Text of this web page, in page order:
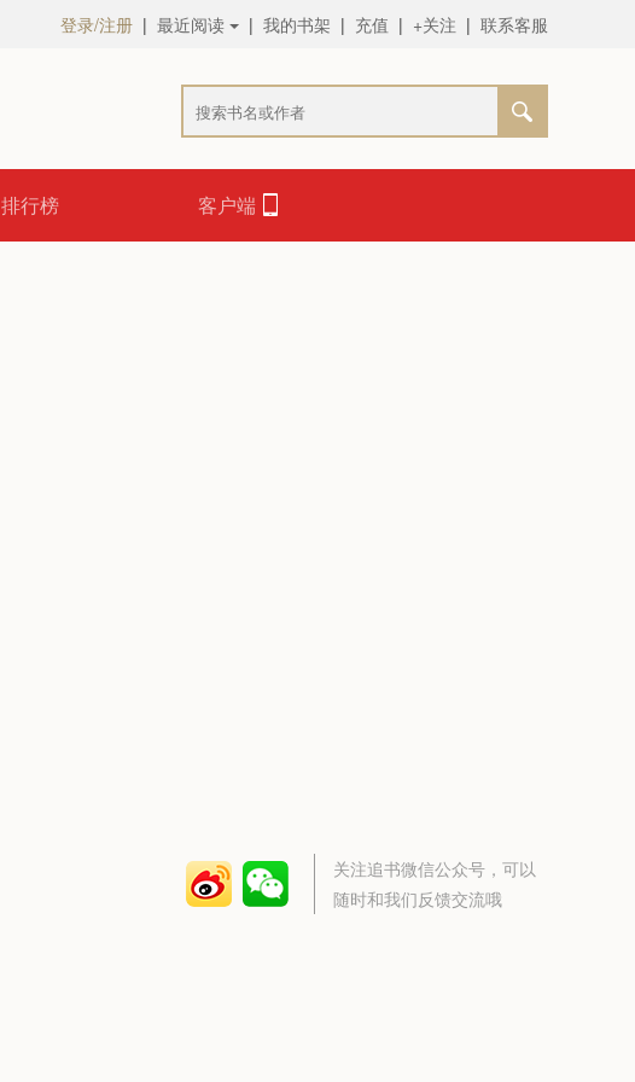
登录/注册 | 最近阅读 | 我的书架 | 充值 | +关注 | 联系客服
排行榜 客户端
关注追书微信公众号，可以
随时和我们反馈交流哦